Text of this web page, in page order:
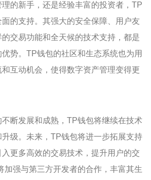
的新手，还是经验丰富的投资者，TP
的支持。其强大的安全保障、用户友
交易功能和全天候的技术支持，都是
势。TP钱包的社区和生态系统也为用
互动机会，使得数字资产管理变得更
断发展和成熟，TP钱包将继续在技术
级。未来，TP钱包将进一步拓展支持
更多高效的交易技术，提升用户的交
加强与第三方开发者的合作，丰富其生